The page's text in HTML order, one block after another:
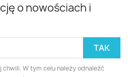
o nowościach i
W tym celu należy odnaleźć